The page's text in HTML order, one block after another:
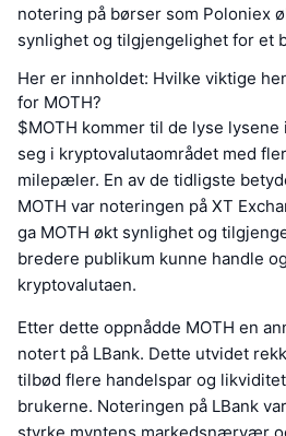
notering på børser som Poloniex
synlighet og tilgjengelighet for et
Her er innholdet: Hvilke viktige
for MOTH?
$MOTH kommer til de lyse lysene
seg i kryptovalutaområdet med
milepæler. En av de tidligste
MOTH var noteringen på XT
ga MOTH økt synlighet og
bredere publikum kunne handle
kryptovalutaen.
Etter dette oppnådde MOTH en
notert på LBank. Dette utvidet
tilbød flere handelspar og
brukerne. Noteringen på LBank